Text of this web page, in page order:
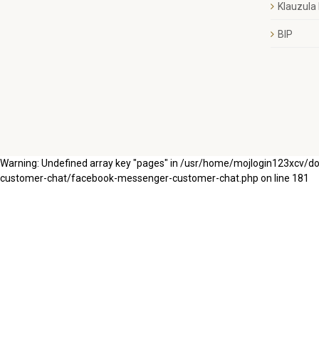
BIP
Warning: Undefined array key "pages" in /usr/home/
customer-chat/facebook-messenger-customer-chat.php on line 181